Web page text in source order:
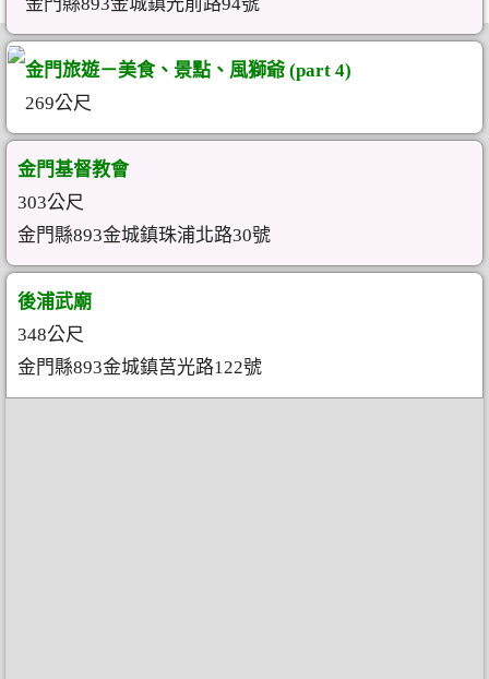
金門旅遊－美食、景點、風獅爺 (part 4)
269公尺
金門基督教會
303公尺
金門縣893金城鎮珠浦北路30號
後浦武廟
348公尺
金門縣893金城鎮莒光路122號